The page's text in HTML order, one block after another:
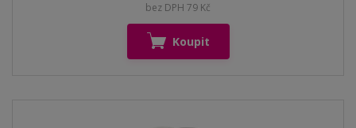
bez DPH 79 Kč
Koupit